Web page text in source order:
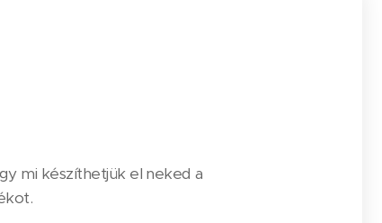
mi készíthetjük el neked a